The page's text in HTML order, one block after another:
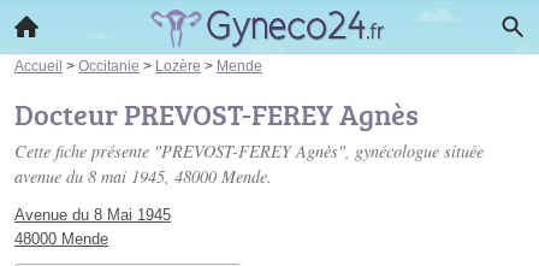
Accueil > Occitanie > Lozère > Mende
Docteur PREVOST-FEREY Agnès
Cette fiche présente "PREVOST-FEREY Agnès", gynécologue située
avenue du 8 mai 1945, 48000 Mende.
Avenue du 8 Mai 1945
48000 Mende